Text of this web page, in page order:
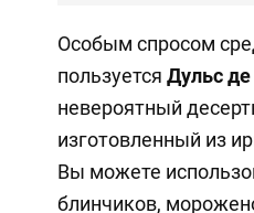
Особым спросом
пользуется Дульс
невероятный
изготовленный из
Вы можете
блинчиков,